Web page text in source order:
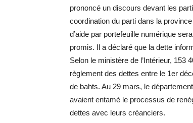
prononcé un discours devant les
coordination du parti dans la
d’aide par portefeuille numérique
promis. Il a déclaré que la dette
Selon le ministère de l’Intérieur,
règlement des dettes entre le 1er
de bahts. Au 29 mars, le
avaient entamé le processus de
dettes avec leurs créanciers.